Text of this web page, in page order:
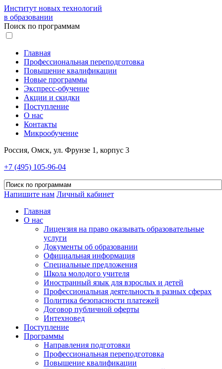
Институт новых технологий
в образовании
Поиск по программам
Главная
Профессиональная переподготовка
Повышение квалификации
Новые программы
Экспресс-обучение
Акции и скидки
Поступление
О нас
Контакты
Микрообучение
Россия, Омск, ул. Фрунзе 1, корпус 3
+7 (495) 105-96-04
Напишите нам Личный кабинет
Главная
О нас
Лицензия на право оказывать образовательные
услуги
Документы об образовании
Официальная информация
Специальные предложения
Школа молодого учителя
Иностранный язык для взрослых и детей
Профессиональная деятельность в разных сферах
Политика безопасности платежей
Договор публичной оферты
Интехновед
Поступление
Программы
Направления подготовки
Профессиональная переподготовка
Повышение квалификации